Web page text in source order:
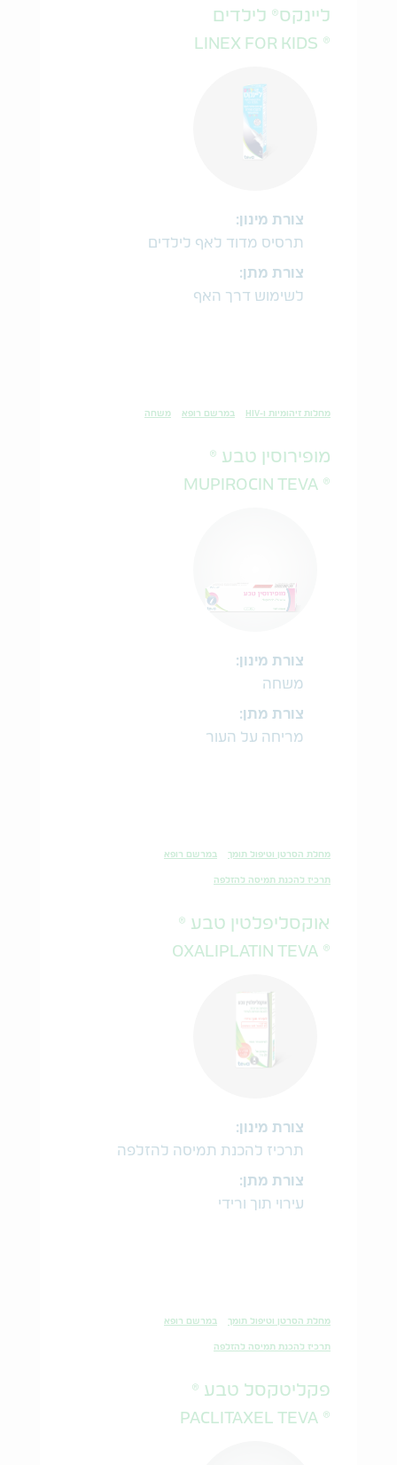
ליינקס® לילדים
® LINEX FOR KIDS
צורת מינון:
תרסיס מדוד לאף לילדים
צורת מתן:
לשימוש דרך האף
מחלות זיהומיות ו-HIV במרשם רופא משחה
מופירוסין טבע ®
® MUPIROCIN TEVA
צורת מינון:
משחה
צורת מתן:
מריחה על העור
מחלת הסרטן וטיפול תומך במרשם רופא
תרכיז להכנת תמיסה להזלפה
אוקסליפלטין טבע ®
® OXALIPLATIN TEVA
צורת מינון:
תרכיז להכנת תמיסה להזלפה
צורת מתן:
עירוי תוך ורידי
מחלת הסרטן וטיפול תומך במרשם רופא
תרכיז להכנת תמיסה להזלפה
פקליטקסל טבע ®
® PACLITAXEL TEVA